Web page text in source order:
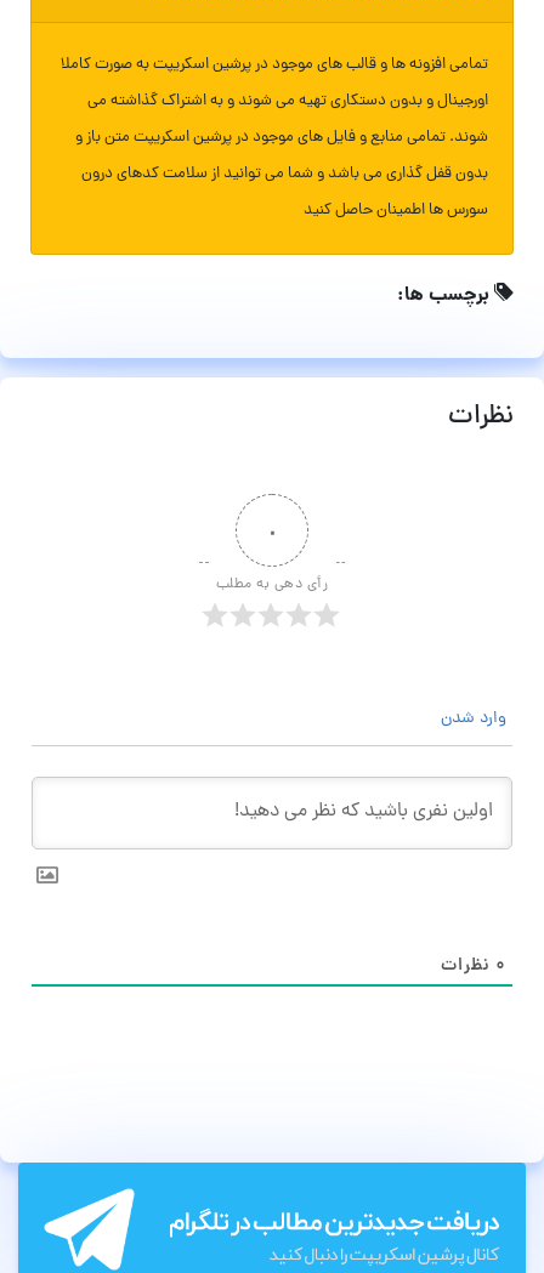
تمامی افزونه ها و قالب های موجود در پرشین اسکریپت به صورت کاملا
اورجینال و بدون دستکاری تهیه می شوند و به اشتراک گذاشته می
شوند. تمامی منابع و فایل های موجود در پرشین اسکریپت متن باز و
بدون قفل گذاری می باشد و شما می توانید از سلامت کدهای درون
سورس ها اطمینان حاصل کنید
برچسب ها:
نظرات
۰
رأی دهی به مطلب
وارد شدن
۰ نظرات